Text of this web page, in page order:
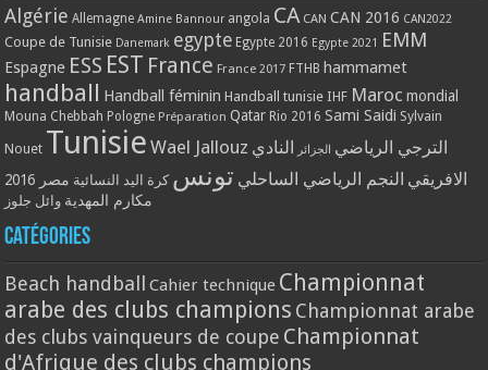
Algérie Allemagne Amine Bannour angola CA CAN CAN 2016 CAN2022
Coupe de Tunisie Danemark egypte Egypte 2016 Egypte 2021 EMM
Espagne ESS EST France France 2017 FTHB hammamet
handball Handball féminin Handball tunisie IHF Maroc mondial
Mouna Chebbah Pologne Préparation Qatar Rio 2016 Sami Saidi Sylvain
Nouet Tunisie Wael Jallouz الترجي الرياضي الجزائر النادي
الافريقي النجم الرياضي الساحلي تونس كرة اليد النسائية مصر 2016
مكارم المهدية وائل جلوز
Catégories
Beach handball Cahier technique Championnat
arabe des clubs champions Championnat arabe
des clubs vainqueurs de coupe Championnat
d'Afrique des clubs champions